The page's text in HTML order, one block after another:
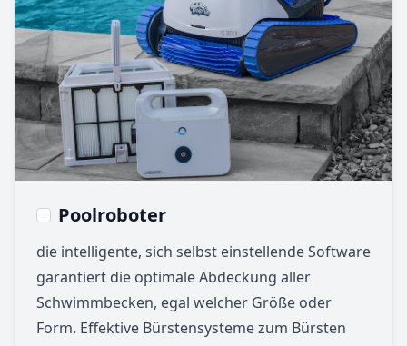
Poolroboter
die intelligente, sich selbst einstellende Software
garantiert die optimale Abdeckung aller
Schwimmbecken, egal welcher Größe oder
Form. Effektive Bürstensysteme zum Bürsten